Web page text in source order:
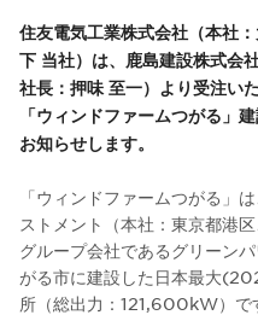
住友電気工業株式会社（本社
下 当社）は、鹿島建設株式会
社長：押味 至一）より受注い
「ウィンドファームつがる」
お知らせします。
「ウィンドファームつがる」
ストメント（本社：東京都港
グループ会社であるグリーン
がる市に建設した日本最大
所（総出力：121,600kW）で